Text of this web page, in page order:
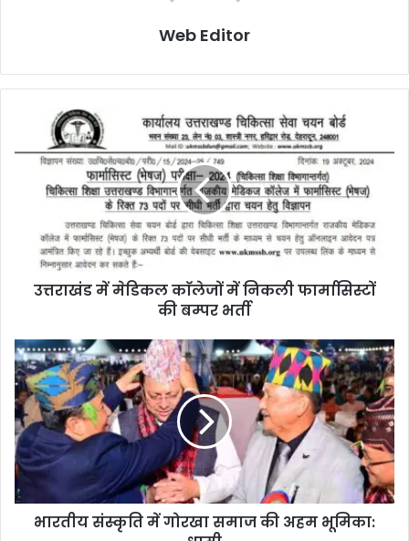
Web Editor
उत्तराखंड में मेडिकल काॅलेजों में निकली फार्मासिस्टों
की बम्पर भर्ती
भारतीय संस्कृति में गोरखा समाज की अहम भूमिका: